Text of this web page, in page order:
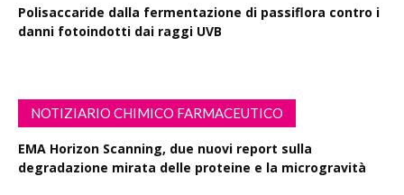
Polisaccaride dalla fermentazione di passiflora contro i
danni fotoindotti dai raggi UVB
NOTIZIARIO CHIMICO FARMACEUTICO
EMA Horizon Scanning, due nuovi report sulla
degradazione mirata delle proteine e la microgravità